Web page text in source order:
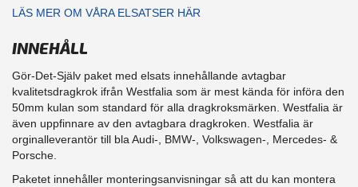
LÄS MER OM VÅRA ELSATSER HÄR
INNEHÅLL
Gör-Det-Själv paket med elsats innehållande avtagbar
kvalitetsdragkrok ifrån Westfalia som är mest kända för införa den
50mm kulan som standard för alla dragkroksmärken. Westfalia är
även uppfinnare av den avtagbara dragkroken. Westfalia är
orginalleverantör till bla Audi-, BMW-, Volkswagen-, Mercedes- &
Porsche.
Paketet innehåller monteringsanvisningar så att du kan montera